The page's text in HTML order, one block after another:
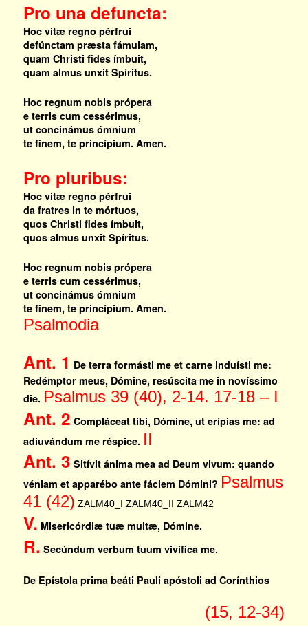
Pro una defuncta:
Hoc vitæ regno pérfrui
defúnctam præsta fámulam,
quam Christi fides ímbuit,
quam almus unxit Spíritus.
Hoc regnum nobis própera
e terris cum cessérimus,
ut concinámus ómnium
te finem, te princípium. Amen.
Pro pluribus:
Hoc vitæ regno pérfrui
da fratres in te mórtuos,
quos Christi fides ímbuit,
quos almus unxit Spíritus.
Hoc regnum nobis própera
e terris cum cessérimus,
ut concinámus ómnium
te finem, te princípium. Amen.
Psalmodia
Ant. 1 De terra formásti me et carne induísti me:
Redémptor meus, Dómine, resúscita me in novíssimo
die. Psalmus 39 (40), 2-14. 17-18 – I
Ant. 2 Compláceat tibi, Dómine, ut erípias me: ad
adiuvándum me réspice. II
Ant. 3 Sitívit ánima mea ad Deum vivum: quando
véniam et apparébo ante fáciem Dómini? Psalmus
41 (42) ZALM40_I ZALM40_II ZALM42
V. Misericórdiæ tuæ multæ, Dómine.
R. Secúndum verbum tuum vivífica me.
De Epístola prima beáti Pauli apóstoli ad Corínthios
(15, 12-34)